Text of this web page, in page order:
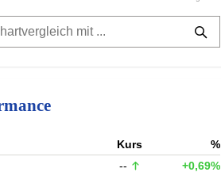
Kurs
%
--
+0,69%